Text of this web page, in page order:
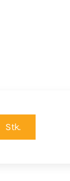
Stk.